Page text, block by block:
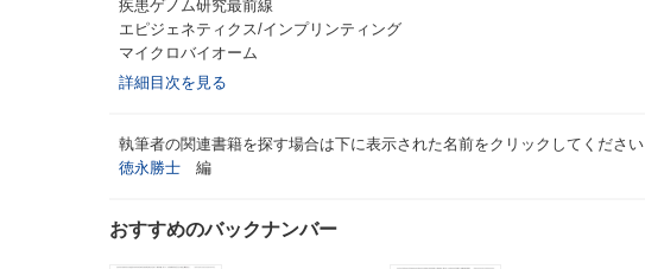
疾患ゲノム研究最前線
エピジェネティクス/インプリンティング
マイクロバイオーム
詳細目次を見る
執筆者の関連書籍を探す場合は下に表示された名前をクリックしてください
徳永勝士 編
おすすめのバックナンバー